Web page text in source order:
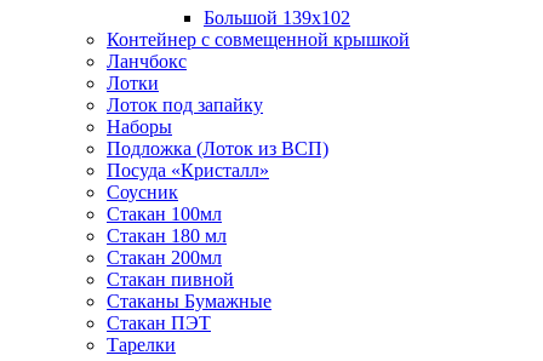
Большой 139х102
Контейнер с совмещенной крышкой
Ланчбокс
Лотки
Лоток под запайку
Наборы
Подложка (Лоток из ВСП)
Посуда «Кристалл»
Соусник
Стакан 100мл
Стакан 180 мл
Стакан 200мл
Стакан пивной
Стаканы Бумажные
Стакан ПЭТ
Тарелки